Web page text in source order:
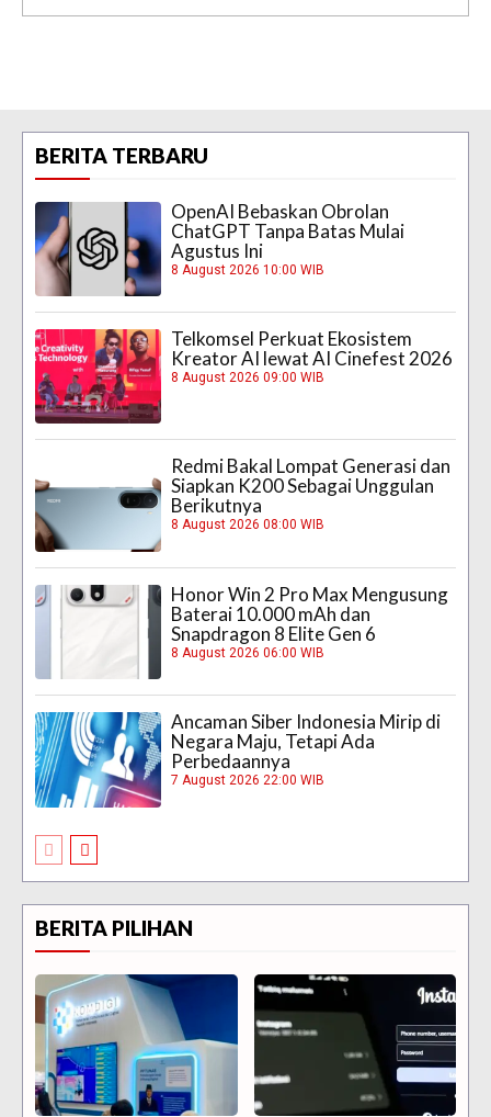
BERITA TERBARU
OpenAI Bebaskan Obrolan
ChatGPT Tanpa Batas Mulai
Agustus Ini
8 August 2026 10:00 WIB
Telkomsel Perkuat Ekosistem
Kreator AI lewat AI Cinefest 2026
8 August 2026 09:00 WIB
Redmi Bakal Lompat Generasi dan
Siapkan K200 Sebagai Unggulan
Berikutnya
8 August 2026 08:00 WIB
Honor Win 2 Pro Max Mengusung
Baterai 10.000 mAh dan
Snapdragon 8 Elite Gen 6
8 August 2026 06:00 WIB
Ancaman Siber Indonesia Mirip di
Negara Maju, Tetapi Ada
Perbedaannya
7 August 2026 22:00 WIB
BERITA PILIHAN